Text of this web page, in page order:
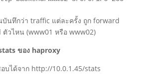
บันทึกว่า traffic แต่ละครั้ง ถูก forward
ตัวไหน (www01 หรือ www02)
ของ haproxy
บได้จาก http://10.0.1.45/stats